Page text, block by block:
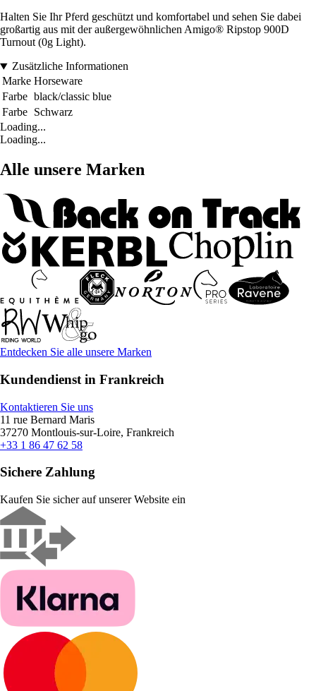
Halten Sie Ihr Pferd geschützt und komfortabel und sehen Sie dabei
großartig aus mit der außergewöhnlichen Amigo® Ripstop 900D
Turnout (0g Light).
Zusätzliche Informationen
Marke Horseware
Farbe black/classic blue
Farbe Schwarz
Loading...
Loading...
Alle unsere Marken
Entdecken Sie alle unsere Marken
Kundendienst in Frankreich
Kontaktieren Sie uns
11 rue Bernard Maris
37270 Montlouis-sur-Loire, Frankreich
+33 1 86 47 62 58
Sichere Zahlung
Kaufen Sie sicher auf unserer Website ein